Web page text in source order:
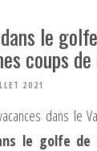
le
coups
2021
dans le
le golfe de